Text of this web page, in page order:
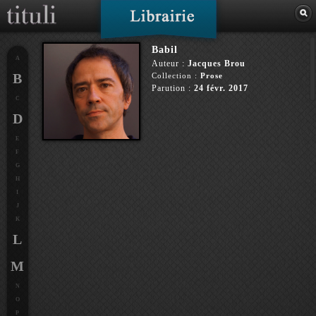
Babil
Auteur : Jacques Brou
Collection : Prose
Parution : 24 févr. 2017
A
B
C
D
E
F
G
H
J
K
L
M
N
O
P